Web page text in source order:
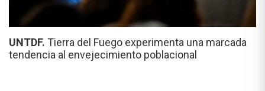
UNTDF. Tierra del Fuego experimenta una marcada
tendencia al envejecimiento poblacional